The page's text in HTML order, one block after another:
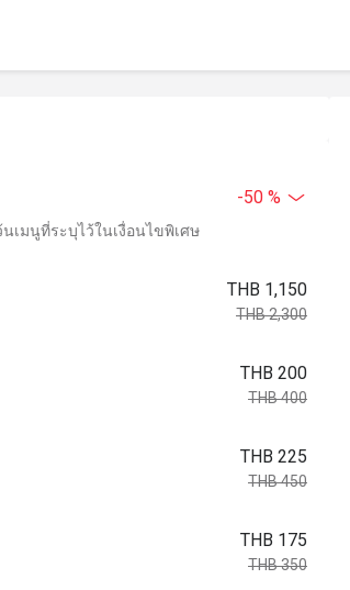
-50 %
เมนูที่ระบุไว้ในเงื่อนไขพิเศษ
THB 1,150
THB 2,300
THB 200
THB 400
THB 225
THB 450
THB 175
THB 350